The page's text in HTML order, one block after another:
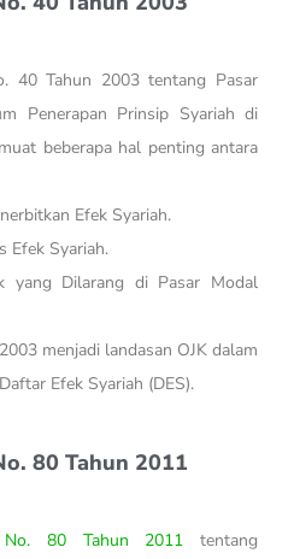
40 Tahun 2003 tentang Pasar
Penerapan Prinsip Syariah di
beberapa hal penting antara
Efek Syariah.
Efek Syariah.
yang Dilarang di Pasar Modal
menjadi landasan OJK dalam
Efek Syariah (DES).
80 Tahun 2011
80 Tahun 2011 tentang